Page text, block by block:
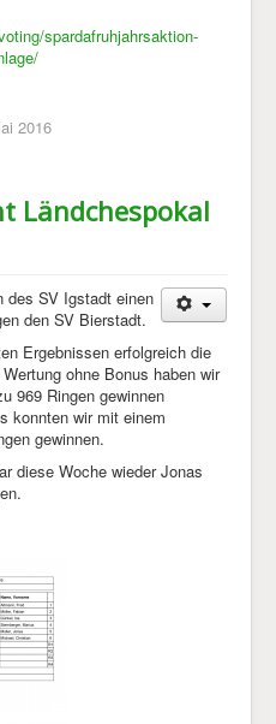
spardafruhjahrsaktion-
2016
Ländchespokal
des SV Igstadt einen
den SV Bierstadt.
Ergebnissen erfolgreich die
ohne Bonus haben wir
969 Ringen gewinnen
konnten wir mit einem
gewinnen.
diese Woche wieder Jonas